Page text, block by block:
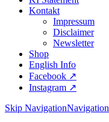
Kontakt
Impressum
Disclaimer
Newsletter
Shop
English Info
Facebook ↗︎
Instagram ↗︎
Skip NavigationNavigation